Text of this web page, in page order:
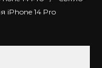
iPhone 14 Pro